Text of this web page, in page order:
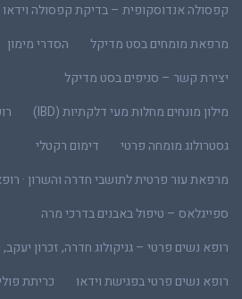
קפסולה אנדוסקופית – בדיקת קפסולה וידאו
מרפאת מומחים בסט מדיקל
הסדרי מימון
יצירת קשר – סניפים בסט מדיקל
מילון מונחים מחלות מעי דלקתיות (IBD)
גסטרולוג מומחה פרטי
דימום רקטלי
מרפאת עור פרטית לתושבי חדרה והשרון ·
ספייגלאס – טיפול באבנים בדרכי מרה
רופא נשים פרטי – גניקולוג חדרה, זכרון
רופא נשים פרטי בפגישת וידאו
כריתת